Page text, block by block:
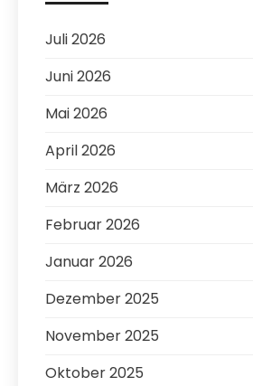
Juli 2026
Juni 2026
Mai 2026
April 2026
März 2026
Februar 2026
Januar 2026
Dezember 2025
November 2025
Oktober 2025